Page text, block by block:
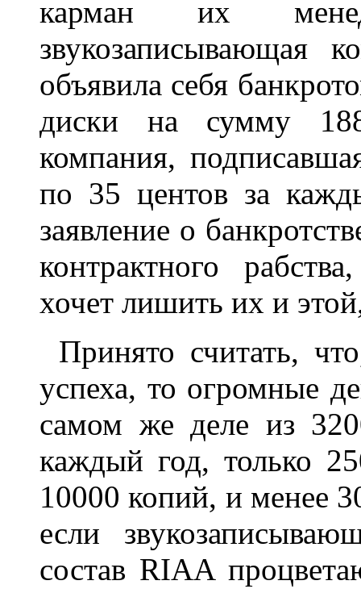
карман их
звукозаписывающая
объявила себя
диски на сумму
компания,
по 35 центов за
заявление о
контрактного
хочет лишить их и
Принято считать,
успеха, то огромные
самом же деле из
каждый год, только
10000 копий, и менее
если
состав RIAA